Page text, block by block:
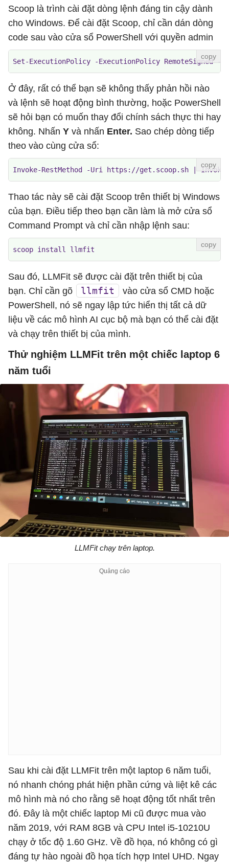
Scoop là trình cài đặt dòng lệnh đáng tin cậy dành
cho Windows. Để cài đặt Scoop, chỉ cần dán dòng
code sau vào cửa sổ PowerShell với quyền admin
Set-ExecutionPolicy -ExecutionPolicy RemoteSigned -
Ở đây, rất có thể bạn sẽ không thấy phản hồi nào
và lệnh sẽ hoạt động bình thường, hoặc PowerShell
sẽ hỏi bạn có muốn thay đổi chính sách thực thi hay
không. Nhấn Y và nhấn Enter. Sao chép dòng tiếp
theo vào cùng cửa sổ:
Invoke-RestMethod -Uri https://get.scoop.sh | Invoke-
Thao tác này sẽ cài đặt Scoop trên thiết bị Windows
của bạn. Điều tiếp theo bạn cần làm là mở cửa sổ
Command Prompt và chỉ cần nhập lệnh sau:
scoop install llmfit
Sau đó, LLMFit sẽ được cài đặt trên thiết bị của
bạn. Chỉ cần gõ
llmfit
vào cửa sổ CMD hoặc
PowerShell, nó sẽ ngay lập tức hiển thị tất cả dữ
liệu về các mô hình AI cục bộ mà bạn có thể cài đặt
và chạy trên thiết bị của mình.
Thử nghiệm LLMFit trên một chiếc laptop 6
năm tuổi
LLMFit chạy trên laptop.
Sau khi cài đặt LLMFit trên một laptop 6 năm tuổi,
nó nhanh chóng phát hiện phần cứng và liệt kê các
mô hình mà nó cho rằng sẽ hoạt động tốt nhất trên
đó. Đây là một chiếc laptop Mi cũ được mua vào
năm 2019, với RAM 8GB và CPU Intel i5-10210U
chạy ở tốc độ 1.60 GHz. Về đồ họa, nó không có gì
đáng tự hào ngoài đồ họa tích hợp Intel UHD. Ngay